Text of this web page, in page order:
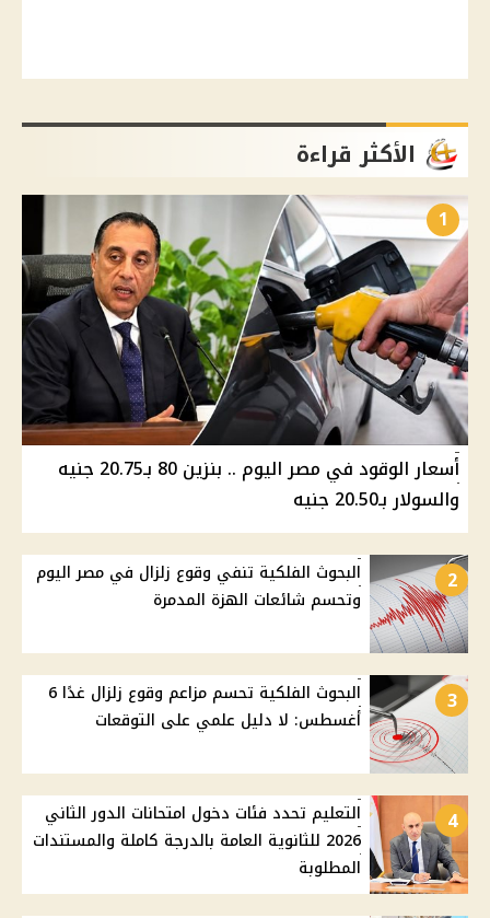
الأكثر قراءة
1
أسعار الوقود في مصر اليوم .. بنزين 80 بـ20.75 جنيه
والسولار بـ20.50 جنيه
2
البحوث الفلكية تنفي وقوع زلزال في مصر اليوم
وتحسم شائعات الهزة المدمرة
3
البحوث الفلكية تحسم مزاعم وقوع زلزال غدًا 6
أغسطس: لا دليل علمي على التوقعات
4
التعليم تحدد فئات دخول امتحانات الدور الثاني
2026 للثانوية العامة بالدرجة كاملة والمستندات
المطلوبة